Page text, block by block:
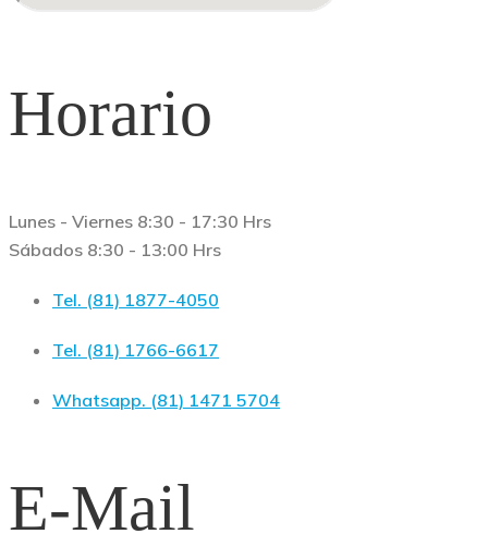
Horario
Lunes - Viernes 8:30 - 17:30 Hrs
Sábados 8:30 - 13:00 Hrs
Tel. (81) 1877-4050
Tel. (81) 1766-6617
Whatsapp. (81) 1471 5704
E-Mail